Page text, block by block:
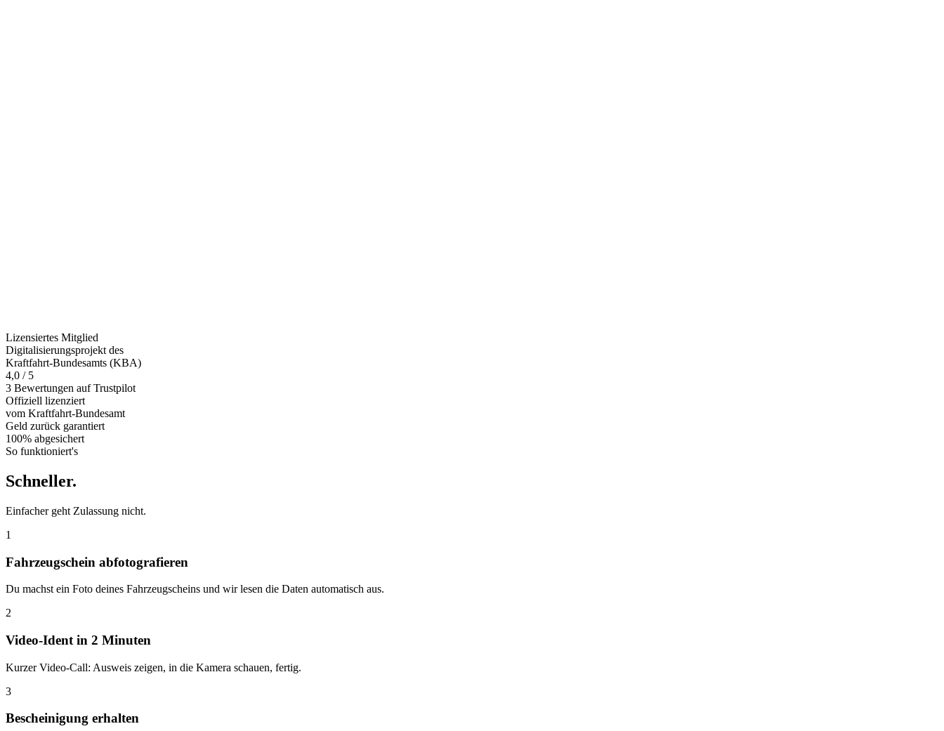
Lizensiertes Mitglied
Digitalisierungsprojekt des
Kraftfahrt-Bundesamts (KBA)
4,0 / 5
3 Bewertungen auf Trustpilot
Offiziell lizenziert
vom Kraftfahrt-Bundesamt
Geld zurück garantiert
100% abgesichert
So funktioniert's
Schneller.
Einfacher geht Zulassung nicht.
1
Fahrzeugschein abfotografieren
Du machst ein Foto deines Fahrzeugscheins und wir lesen die Daten automatisch aus.
2
Video-Ident in 2 Minuten
Kurzer Video-Call: Ausweis zeigen, in die Kamera schauen, fertig.
3
Bescheinigung erhalten